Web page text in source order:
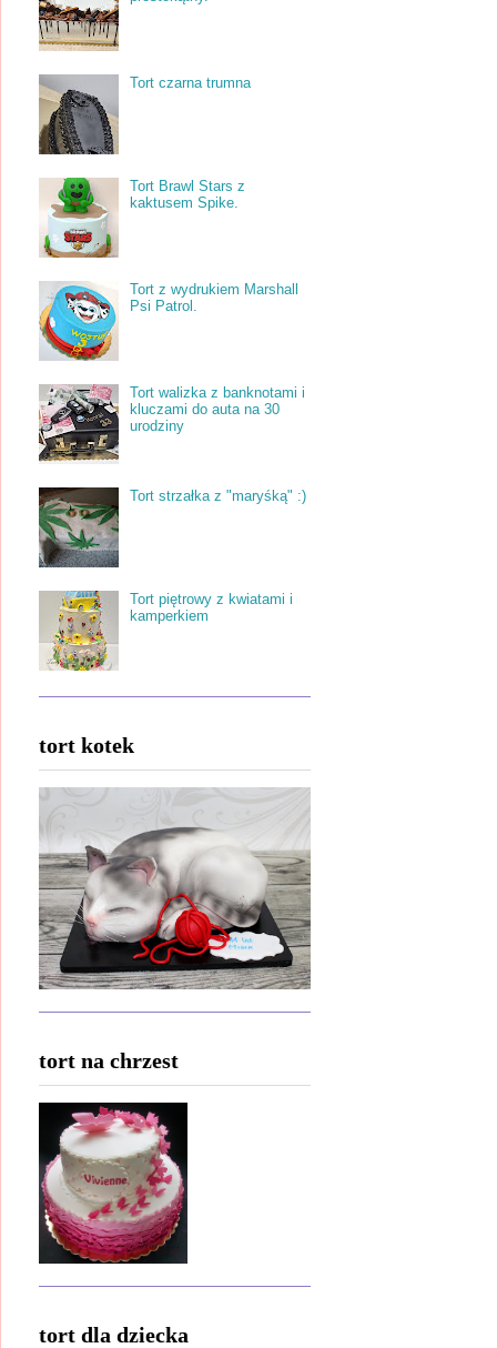
Tort czarna trumna
Tort Brawl Stars z
kaktusem Spike.
Tort z wydrukiem Marshall
Psi Patrol.
Tort walizka z banknotami i
kluczami do auta na 30
urodziny
Tort strzałka z "maryśką" :)
Tort piętrowy z kwiatami i
kamperkiem
tort kotek
tort na chrzest
tort dla dziecka